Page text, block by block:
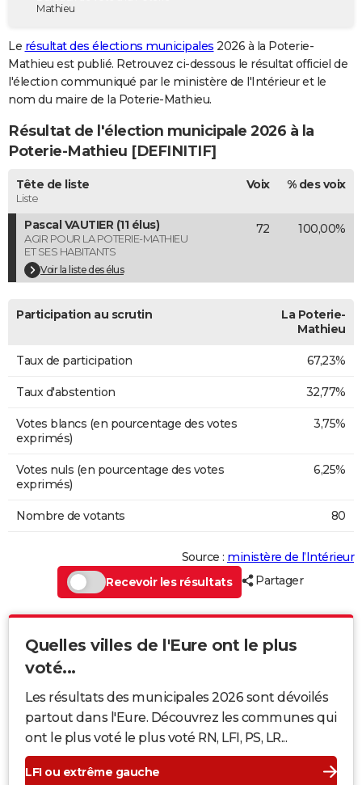
Destinations
City break
Voyage nature
Voyage de noces
Forum
GUIDES D'ACHAT
BONS PLANS
Carte de Noël
Carte Bonne année
Carte Saint-Valentin
Carte Pâques
Carte d'anniversaire
DICTIONNAIRE
Dictionnaire
Biographies
Citations
Expressions
Proverbes
PROGRAMME TV
COPAINS D'AVANT
S'inscrire
Se connecter
Lycées
Collèges
Primaires
Universités
Entreprises
Service militaire
Avis de recherche
AVIS DE DÉCÈS
FORUM
Bricolage
Lifestyle
Culture
Sport
Auto
Television
Voyage
Cinema
Mathieu
Le résultat des élections municipales 2026 à la Poterie-
Mathieu est publié. Retrouvez ci-dessous le résultat officiel de
l'élection communiqué par le ministère de l'Intérieur et le
nom du maire de la Poterie-Mathieu.
Résultat de l'élection municipale 2026 à la
Poterie-Mathieu [DEFINITIF]
Tête de liste
Liste
Voix % des voix
Pascal VAUTIER (11 élus)
AGIR POUR LA POTERIE-MATHIEU
ET SES HABITANTS
Voir la liste des élus
72 100,00%
Participation au scrutin
La Poterie-
Mathieu
Taux de participation 67,23%
Taux d'abstention 32,77%
Votes blancs (en pourcentage des votes
exprimés)
3,75%
Votes nuls (en pourcentage des votes
exprimés)
6,25%
Nombre de votants 80
Source : ministère de l’Intérieur
Recevoir les résultats
Partager
Quelles villes de l'Eure ont le plus
voté...
Les résultats des municipales 2026 sont dévoilés
partout dans l'Eure. Découvrez les communes qui
ont le plus voté le plus voté RN, LFI, PS, LR...
LFI ou extrême gauche